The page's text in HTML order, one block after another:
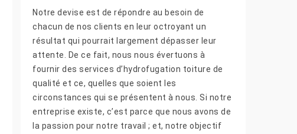
Notre devise est de répondre au besoin de
chacun de nos clients en leur octroyant un
résultat qui pourrait largement dépasser leur
attente. De ce fait, nous nous évertuons à
fournir des services d’hydrofugation toiture de
qualité et ce, quelles que soient les
circonstances qui se présentent à nous. Si notre
entreprise existe, c’est parce que nous avons de
la passion pour notre travail ; et, notre objectif